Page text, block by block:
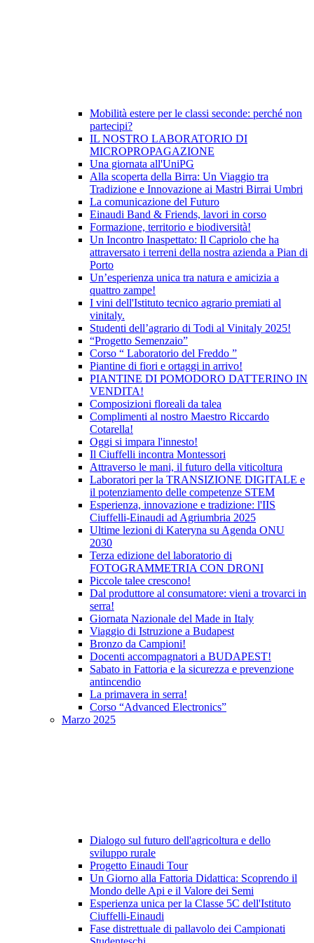
Mobilità estere per le classi seconde: perché non
partecipi?
IL NOSTRO LABORATORIO DI
MICROPROPAGAZIONE
Una giornata all'UniPG
Alla scoperta della Birra: Un Viaggio tra
Tradizione e Innovazione ai Mastri Birrai Umbri
La comunicazione del Futuro
Einaudi Band & Friends, lavori in corso
Formazione, territorio e biodiversità!
Un Incontro Inaspettato: Il Capriolo che ha
attraversato i terreni della nostra azienda a Pian di
Porto
Un’esperienza unica tra natura e amicizia a
quattro zampe!
I vini dell'Istituto tecnico agrario premiati al
vinitaly.
Studenti dell’agrario di Todi al Vinitaly 2025!
“Progetto Semenzaio”
Corso “ Laboratorio del Freddo ”
Piantine di fiori e ortaggi in arrivo!
PIANTINE DI POMODORO DATTERINO IN
VENDITA!
Composizioni floreali da talea
Complimenti al nostro Maestro Riccardo
Cotarella!
Oggi si impara l'innesto!
Il Ciuffelli incontra Montessori
Attraverso le mani, il futuro della viticoltura
Laboratori per la TRANSIZIONE DIGITALE e
il potenziamento delle competenze STEM
Esperienza, innovazione e tradizione: l'IIS
Ciuffelli-Einaudi ad Agriumbria 2025
Ultime lezioni di Kateryna su Agenda ONU
2030
Terza edizione del laboratorio di
FOTOGRAMMETRIA CON DRONI
Piccole talee crescono!
Dal produttore al consumatore: vieni a trovarci in
serra!
Giornata Nazionale del Made in Italy
Viaggio di Istruzione a Budapest
Bronzo da Campioni!
Docenti accompagnatori a BUDAPEST!
Sabato in Fattoria e la sicurezza e prevenzione
antincendio
La primavera in serra!
Corso “Advanced Electronics”
Marzo 2025
Dialogo sul futuro dell'agricoltura e dello
sviluppo rurale
Progetto Einaudi Tour
Un Giorno alla Fattoria Didattica: Scoprendo il
Mondo delle Api e il Valore dei Semi
Esperienza unica per la Classe 5C dell'Istituto
Ciuffelli-Einaudi
Fase distrettuale di pallavolo dei Campionati